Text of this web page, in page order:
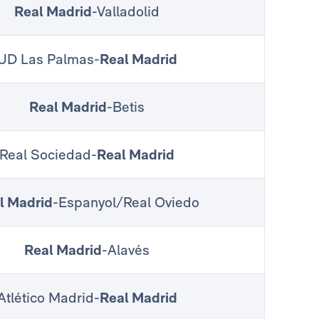
Real Madrid-Valladolid
Las Palmas-Real Madrid
Real Madrid-Betis
Real Sociedad-Real Madrid
Madrid-Espanyol/Real Oviedo
Real Madrid-Alavés
Madrid-Real Madrid